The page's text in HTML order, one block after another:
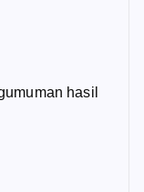
hasil